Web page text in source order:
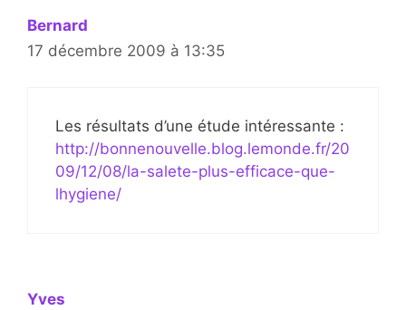
Bernard
17 décembre 2009 à 13:35
Les résultats d’une étude intéressante :
http://bonnenouvelle.blog.lemonde.fr/20
09/12/08/la-salete-plus-efficace-que-
lhygiene/
Yves